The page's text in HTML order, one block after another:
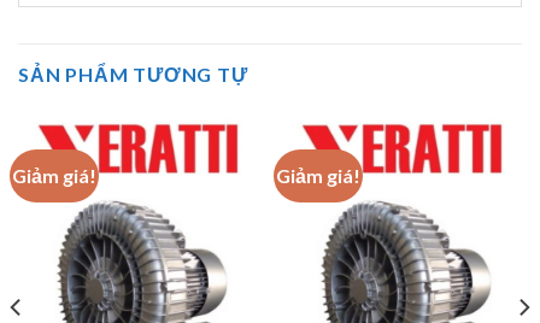
SẢN PHẨM TƯƠNG TỰ
Giảm giá! Giảm giá!